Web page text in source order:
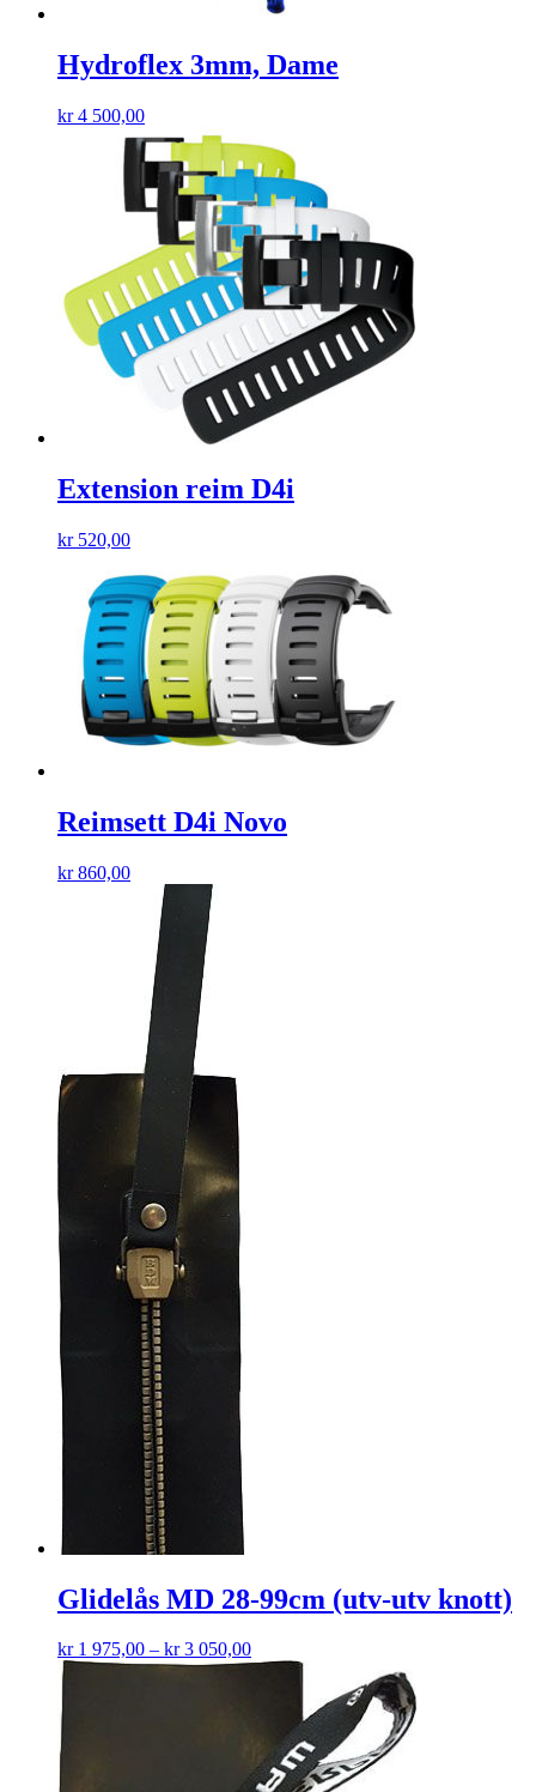
Hydroflex 3mm, Dame
kr4 500,00
Extension reim D4i
kr520,00
Reimsett D4i Novo
kr860,00
Glidelås MD 28-99cm (utv-utv knott)
kr1 975,00 – kr3 050,00